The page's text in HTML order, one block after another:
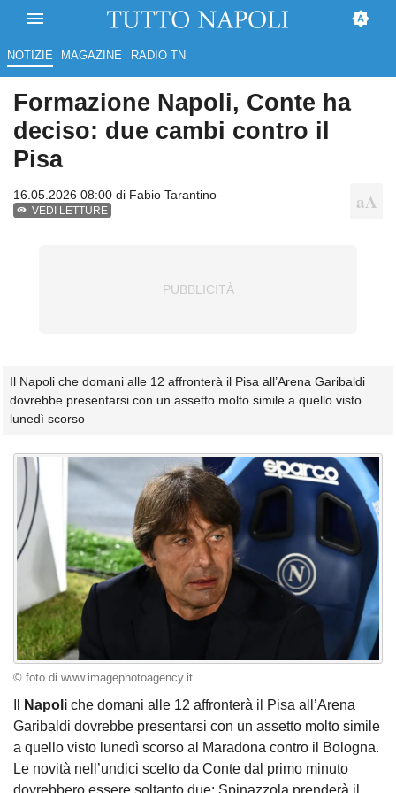
NOTIZIE MAGAZINE RADIO TN
Formazione Napoli, Conte ha
deciso: due cambi contro il
Pisa
16.05.2026 08:00 di Fabio Tarantino
VEDI LETTURE
Il Napoli che domani alle 12 affronterà il Pisa all’Arena Garibaldi
dovrebbe presentarsi con un assetto molto simile a quello visto
lunedì scorso
© foto di www.imagephotoagency.it
Napoli che domani alle 12 affronterà il Pisa all’Arena
Garibaldi dovrebbe presentarsi con un assetto molto simile
a quello visto lunedì scorso al Maradona contro il Bologna.
Le novità nell’undici scelto da Conte dal primo minuto